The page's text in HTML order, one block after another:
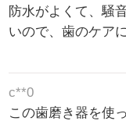
防水がよくて、騒
いので、歯のケア
c**0
この歯磨き器を使